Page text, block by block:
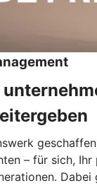
– für sich,
Dabei